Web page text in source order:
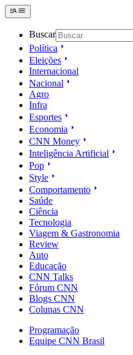
Buscar
Política
Eleições
Internacional
Nacional
Agro
Infra
Esportes
Economia
CNN Money
Inteligência Artificial
Pop
Style
Comportamento
Saúde
Ciência
Tecnologia
Viagem & Gastronomia
Review
Auto
Educação
CNN Talks
Fórum CNN
Blogs CNN
Colunas CNN
Programação
Equipe CNN Brasil